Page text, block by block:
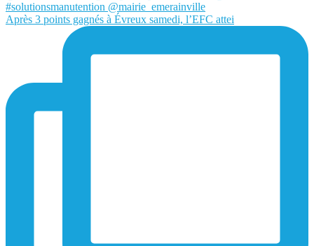
Après 3 points gagnés à Évreux samedi, l’EFC attei